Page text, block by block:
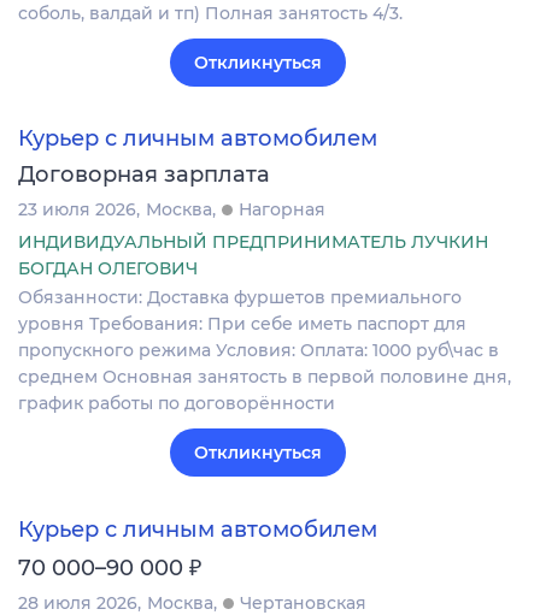
соболь, валдай и тп) Полная занятость 4/3.
Откликнуться
Курьер с личным автомобилем
Договорная зарплата
23 июля 2026 Москва
Нагорная
ИНДИВИДУАЛЬНЫЙ ПРЕДПРИНИМАТЕЛЬ ЛУЧКИН
БОГДАН ОЛЕГОВИЧ
Обязанности: Доставка фуршетов премиального
уровня Требования: При себе иметь паспорт для
пропускного режима Условия: Оплата: 1000 руб\час в
среднем Основная занятость в первой половине дня,
график работы по договорённости
Откликнуться
Курьер с личным автомобилем
70 000–90 000 ₽
28 июля 2026 Москва
Чертановская